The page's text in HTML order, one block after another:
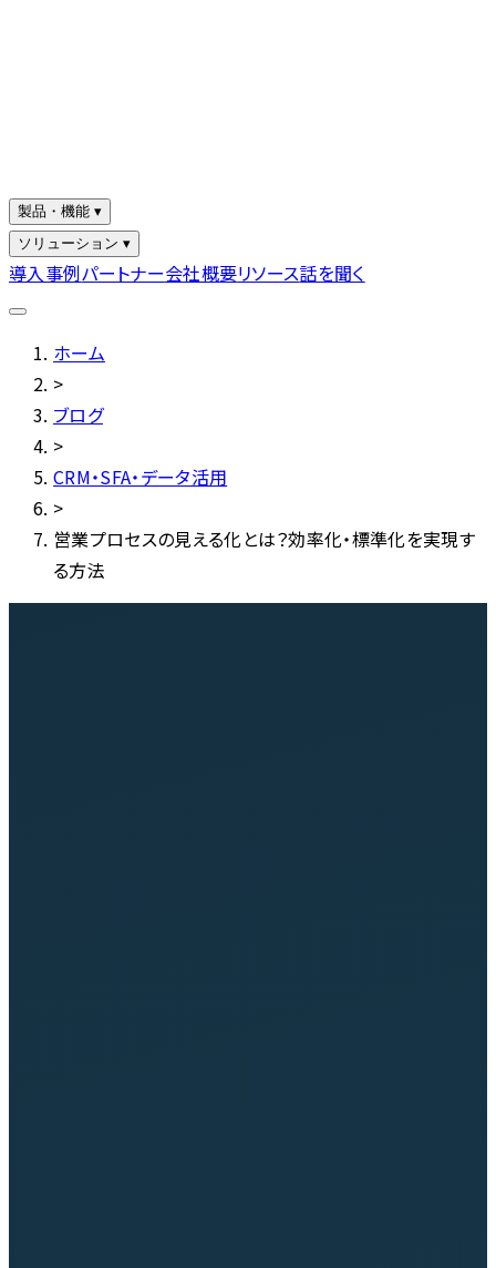
製品・機能 ▾
ソリューション ▾
導入事例パートナー会社概要リソース話を聞く
ホーム
>
ブログ
>
CRM・SFA・データ活用
>
営業プロセスの見える化とは？効率化・標準化を実現す
る方法